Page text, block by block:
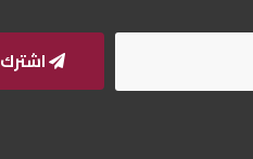
اشترك